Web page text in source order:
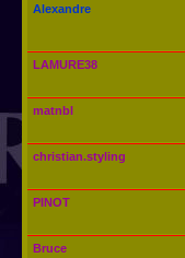
Alexandre
LAMURE38
matnbl
christian.styling
PINOT
Bruce